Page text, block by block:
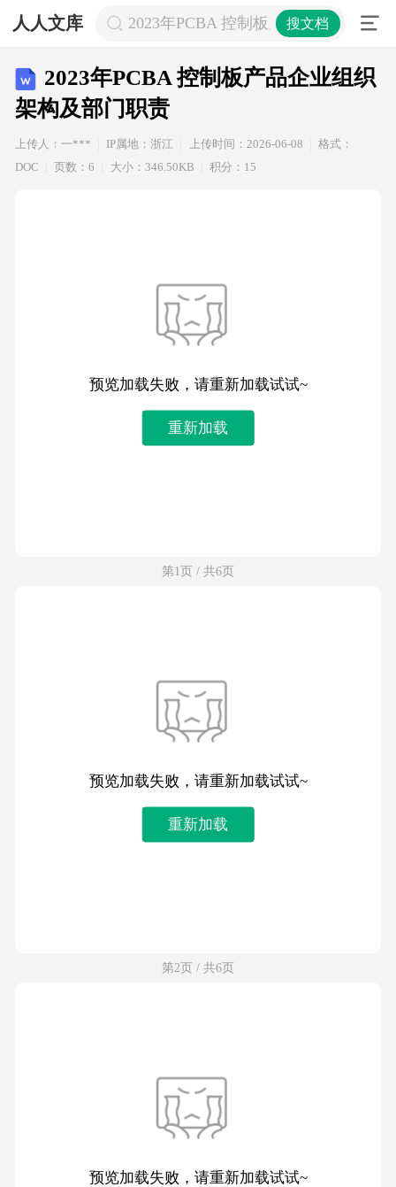
人人文库 2023年PCBA 控制板产品企业组织架
搜文档
2023年PCBA 控制板产品企业组织
架构及部门职责
上传人：一*** IP属地：浙江 上传时间：2026-06-08
格式：
DOC
页数：6 大小：346.50KB 积分：15
预览加载失败，请重新加载试试~
重新加载
第1页 / 共6页
预览加载失败，请重新加载试试~
重新加载
第2页 / 共6页
预览加载失败，请重新加载试试~